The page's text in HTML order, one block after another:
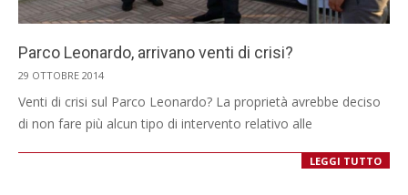
Parco Leonardo, arrivano venti di crisi?
2014-
10-
29
29 OTTOBRE 2014
Venti di crisi sul Parco Leonardo? La proprietà avrebbe deciso
di non fare più alcun tipo di intervento relativo alle
LEGGI TUTTO